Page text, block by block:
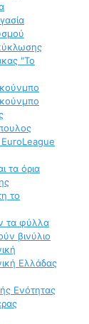
"Το
EuroLeague
τα όρια
το
τα φύλλα
βινύλιο
Ελλάδας
Ενότητας